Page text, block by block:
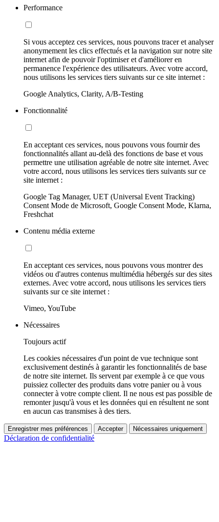
Performance
Si vous acceptez ces services, nous pouvons tracer et analyser
anonymement les clics effectués et la navigation sur notre site
internet afin de pouvoir l'optimiser et d'améliorer en
permanence l'expérience des utilisateurs. Avec votre accord,
nous utilisons les services tiers suivants sur ce site internet :
Google Analytics, Clarity, A/B-Testing
Fonctionnalité
En acceptant ces services, nous pouvons vous fournir des
fonctionnalités allant au-delà des fonctions de base et vous
permettre une utilisation agréable de notre site internet. Avec
votre accord, nous utilisons les services tiers suivants sur ce
site internet :
Google Tag Manager, UET (Universal Event Tracking)
Consent Mode de Microsoft, Google Consent Mode, Klarna,
Freshchat
Contenu média externe
En acceptant ces services, nous pouvons vous montrer des
vidéos ou d'autres contenus multimédia hébergés sur des sites
externes. Avec votre accord, nous utilisons les services tiers
suivants sur ce site internet :
Vimeo, YouTube
Nécessaires
Toujours actif
Les cookies nécessaires d'un point de vue technique sont
exclusivement destinés à garantir les fonctionnalités de base
de notre site internet. Ils servent par exemple à ce que vous
puissiez collecter des produits dans votre panier ou à vous
connecter à votre compte client. Il ne nous est pas possible de
remonter jusqu'à vous et les données qui en résultent ne sont
en aucun cas transmises à des tiers.
Enregistrer mes préférences Accepter Nécessaires uniquement
Déclaration de confidentialité